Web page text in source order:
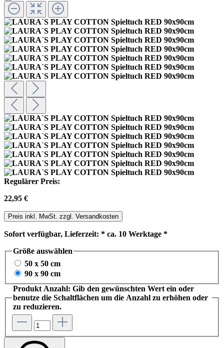
Regulärer Preis:
22,95 €
Preis inkl. MwSt. zzgl. Versandkosten
Sofort verfügbar, Lieferzeit: * ca. 10 Werktage *
Größe auswählen
50 x 50 cm
90 x 90 cm
Produkt Anzahl: Gib den gewünschten Wert ein oder
benutze die Schaltflächen um die Anzahl zu erhöhen oder
zu reduzieren.